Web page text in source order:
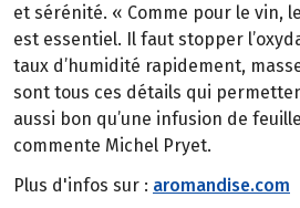
et sérénité. « Comme pour le vin,
est essentiel. Il faut stopper
taux d’humidité rapidement,
sont tous ces détails qui
aussi bon qu’une infusion de
commente Michel Pryet.
Plus d'infos sur : aromandise.com